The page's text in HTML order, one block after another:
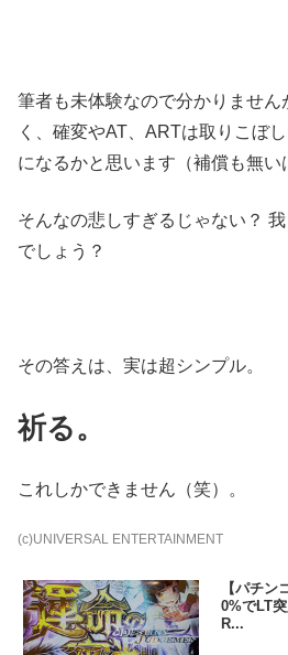
筆者も未体験なので分かりませ
く、確変やAT、ARTは取りこぼ
になるかと思います（補償も無い
そんなの悲しすぎるじゃない？
でしょう？
その答えは、実は超シンプル。
祈る。
これしかできません（笑）。
(c)UNIVERSAL ENTERTAINMENT
【パチ
0%でLT
R...